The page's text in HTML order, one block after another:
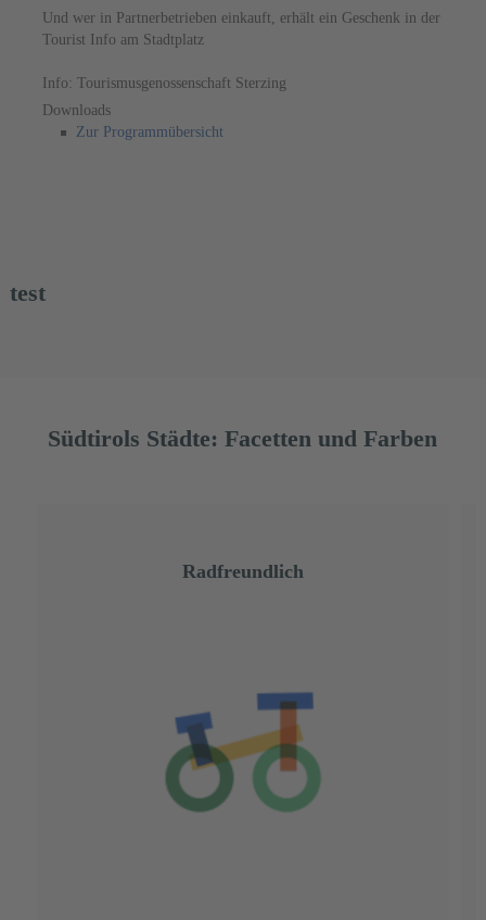
Und wer in Partnerbetrieben einkauft, erhält ein Geschenk in der
Tourist Info am Stadtplatz
Info: Tourismusgenossenschaft Sterzing
Downloads
Zur Programmübersicht
test
Südtirols Städte: Facetten und Farben
Radfreundlich